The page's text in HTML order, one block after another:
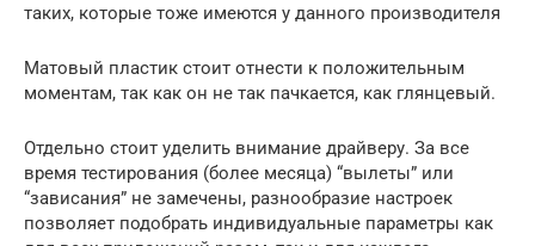
таких, которые тоже имеются у данного производителя
Матовый пластик стоит отнести к положительным
моментам, так как он не так пачкается, как глянцевый.
Отдельно стоит уделить внимание драйверу. За все
время тестирования (более месяца) “вылеты” или
“зависания” не замечены, разнообразие настроек
позволяет подобрать индивидуальные параметры как